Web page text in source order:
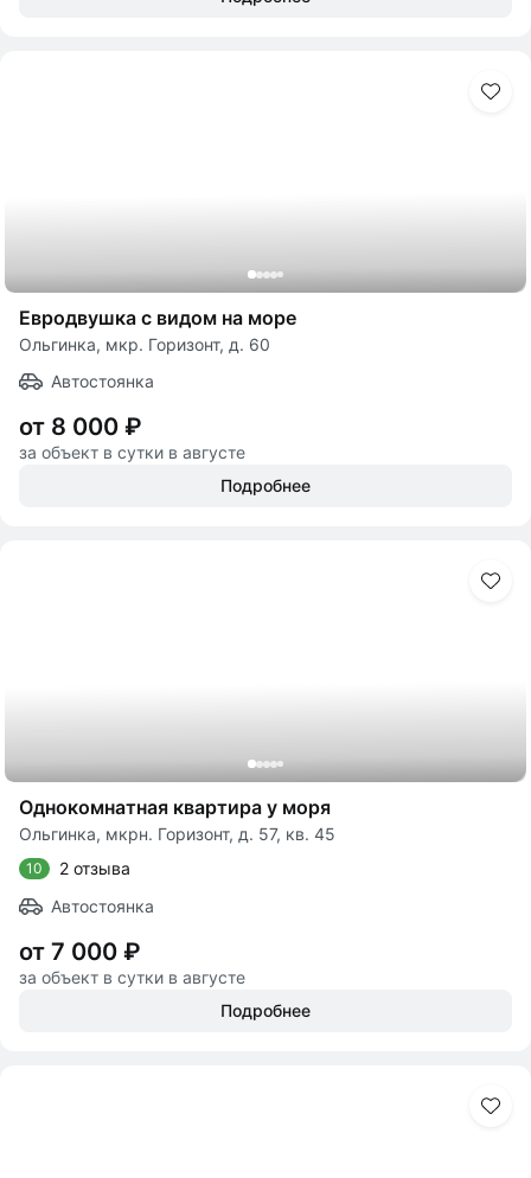
Евродвушка с видом на море
Ольгинка, мкр. Горизонт, д. 60
Автостоянка
от 8 000 ₽
за объект в сутки в августе
Подробнее
Однокомнатная квартира у моря
Ольгинка, мкрн. Горизонт, д. 57, кв. 45
10
2 отзыва
Автостоянка
от 7 000 ₽
за объект в сутки в августе
Подробнее